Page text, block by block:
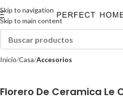
Skip to navigation
Skip to main content
Inicio Casa Accesorios
Florero De Ceramica Le